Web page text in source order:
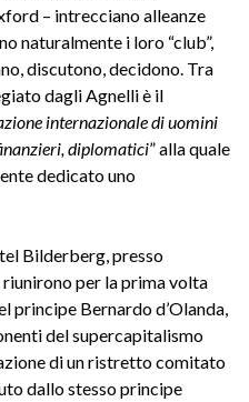
– intrecciano alleanze
naturalmente i loro “club”,
discutono, decidono. Tra
dagli Agnelli è il
internazionale di uomini
diplomatici” alla quale
dedicato uno
Bilderberg, presso
per la prima volta
principe Bernardo d’Olanda,
del supercapitalismo
di un ristretto comitato
dallo stesso principe